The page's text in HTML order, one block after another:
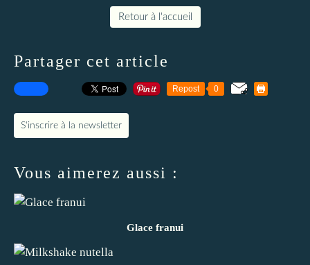
Retour à l'accueil
Partager cet article
Repost 0
S'inscrire à la newsletter
Vous aimerez aussi :
Glace franui